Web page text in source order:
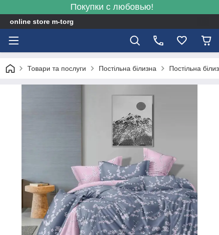
Покупки с любовью!
online store m-torg
Товари та послуги Постільна білизна Постільна